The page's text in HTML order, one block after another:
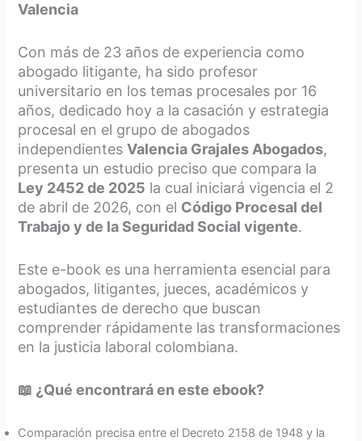
Valencia
Con más de 23 años de experiencia como
abogado litigante, ha sido profesor
universitario en los temas procesales por 16
años, dedicado hoy a la casación y estrategia
procesal en el grupo de abogados
independientesValencia Grajales Abogados,
presenta un estudio preciso que compara la
Ley 2452 de 2025 la cual iniciará vigencia el 2
de abril de 2026, con el Código Procesal del
Trabajo y de la Seguridad Social vigente.​
Este e-book es una herramienta esencial para
abogados, litigantes, jueces, académicos y
estudiantes de derecho que buscan
comprender rápidamente las transformaciones
en la justicia laboral colombiana.​
📖 ¿Qué encontrará en este ebook?
Comparación precisa entre el Decreto 2158 de 1948 y la